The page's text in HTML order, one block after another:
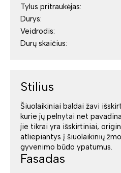
Tylus pritraukėjas:
Durys:
Veidrodis:
Durų skaičius:
Stilius
Šiuolaikiniai baldai žavi
kurie jų pelnytai net
jie tikrai yra išskirtiniai,
atliepiantys į šiuolaikinių
gyvenimo būdo ypatumus.
Fasadas